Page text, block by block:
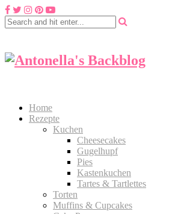
Home
Rezepte
Kuchen
Cheesecakes
Gugelhupf
Pies
Kastenkuchen
Tartes & Tartlettes
Torten
Muffins & Cupcakes